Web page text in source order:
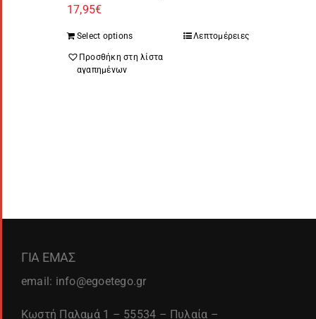
17,95€
Select options Λεπτομέρειες
Προσθήκη στη λίστα
αγαπημένων
ΓΙΑ ΕΜΑΣ
email: info@egoetego.gr
Κωστή Παλαμά 1 – 55534 – Πυλαία –